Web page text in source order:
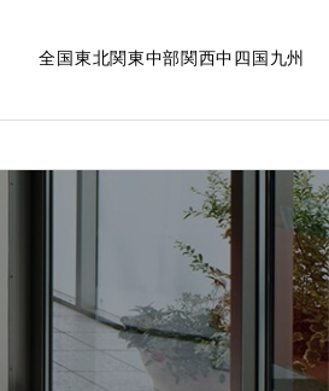
全国東北関東中部関西中四国九州